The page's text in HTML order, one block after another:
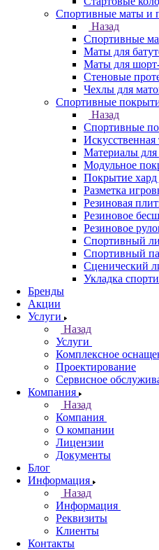
Спортивные маты и
Назад
Спортивные
Маты для
Маты для шорт-
Стеновые
Чехлы для
Спортивные
Назад
Спортивные
Искусственная
Материалы для
Модульное
Покрытие хард
Разметка
Резиновая
Резиновое
Резиновое
Спортивный
Спортивный
Сценический
Укладка
Бренды
Акции
Услуги
Назад
Услуги
Комплексное
Проектирование
Сервисное
Компания
Назад
Компания
О компании
Лицензии
Документы
Блог
Информация
Назад
Информация
Реквизиты
Клиенты
Контакты